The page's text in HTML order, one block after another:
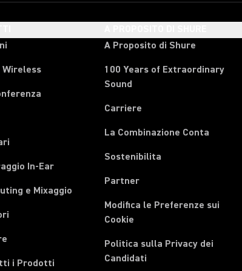
In-Ear
e Mixaggio
i Prodotti
A Proposito di Shure
100 Years of Extraordinary
Sound
Carriere
La Combinazione Conta
Sostenibilita
Partner
Modifica le Preferenze sui
Cookie
Politica sulla Privacy dei
Candidati